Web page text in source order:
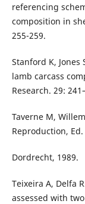
referencing
composition in
255-259.
Stanford K,
lamb carcass
Research. 29:
Taverne M,
Reproduction,
Dordrecht, 1989.
Teixeira A, Delfa
assessed with